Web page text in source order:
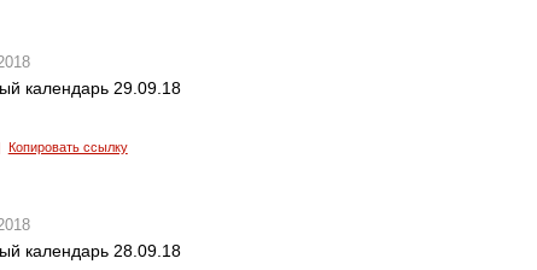
календарь 29.09.18
Копировать ссылку
календарь 28.09.18